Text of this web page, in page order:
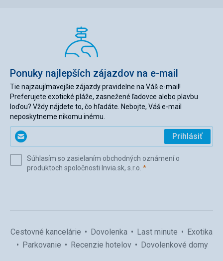
Ponuky najlepších zájazdov na e-mail
Tie najzaujímavejšie zájazdy pravidelne na Váš e-mail!
Preferujete exotické pláže, zasnežené ľadovce alebo plavbu
loďou? Vždy nájdete to, čo hľadáte. Nebojte, Váš e-mail
neposkytneme nikomu inému.
Zadajte
svoj
(povinné)
Prihlásiť
Súhlasím so zasielaním obchodných oznámení o
produktoch spoločnosti Invia.sk, s.r.o. *(povinné)
Cestovné kancelárie Dovolenka Last minute
Exotika
Parkovanie
Recenzie hotelov Dovolenkové domy